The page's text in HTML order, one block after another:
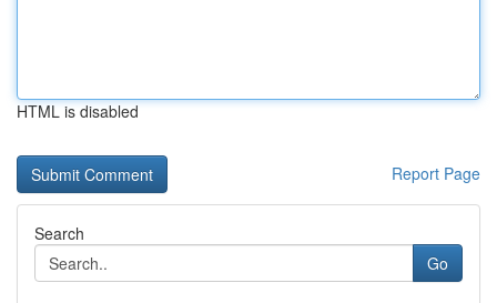
HTML is disabled
Report Page
Search
Go